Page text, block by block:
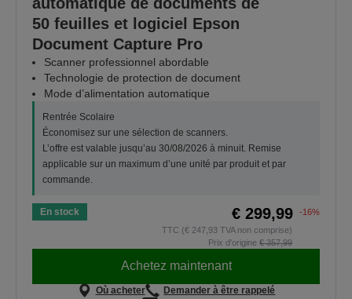
50 feuilles et logiciel Epson
Document Capture Pro
Scanner professionnel abordable
Technologie de protection de document
Mode d’alimentation automatique
Rentrée Scolaire
Économisez sur une sélection de scanners.
L’offre est valable jusqu’au 30/08/2026 à minuit. Remise
applicable sur un maximum d’une unité par produit et par
commande.
En stock € 299,99
-16%
TTC (€ 247,93 TVA non comprise)
Prix d'origine € 357,99
Achetez maintenant
Où acheter
Demander à être rappelé